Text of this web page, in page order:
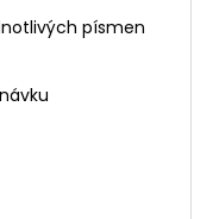
písmen